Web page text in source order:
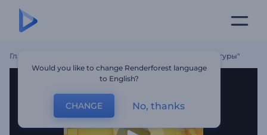
Главная Интро "Четкие Геометрические Фигуры"
Would you like to change Renderforest language
to English?
CHANGE No, thanks